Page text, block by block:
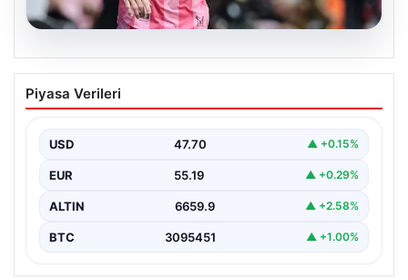
Dünya Kupası rüzgârı sürüyor: Messi
Inter Miami’nin geri dönüşünü başlattı
karşısında geriye düştüğü bir mücadelede sahadan…
Piyasa Verileri
USD 47.70 ▲ +0.15%
EUR 55.19 ▲ +0.29%
ALTIN 6659.9 ▲ +2.58%
BTC 3095451 ▲ +1.00%